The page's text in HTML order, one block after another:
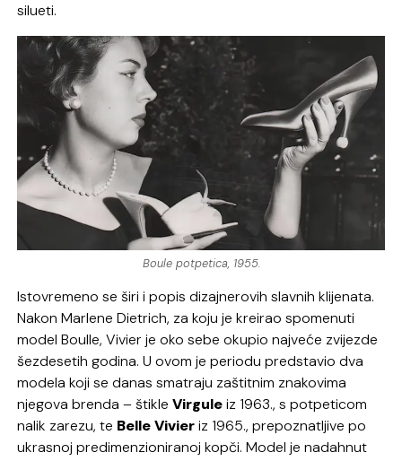
silueti.
Boule potpetica, 1955.
Istovremeno se širi i popis dizajnerovih slavnih klijenata.
Nakon Marlene Dietrich, za koju je kreirao spomenuti
model Boulle, Vivier je oko sebe okupio najveće zvijezde
šezdesetih godina. U ovom je periodu predstavio dva
modela koji se danas smatraju zaštitnim znakovima
njegova brenda – štikleVirguleiz 1963., s potpeticom
nalik zarezu, te Belle Vivieriz 1965., prepoznatljive po
ukrasnoj predimenzioniranoj kopči. Model je nadahnut